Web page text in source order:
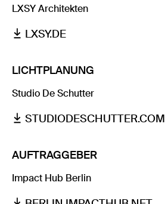
LXSY Architekten
LXSY.DE
LICHTPLANUNG
Studio De Schutter
STUDIODESCHUTTER.COM
AUFTRAGGEBER
Impact Hub Berlin